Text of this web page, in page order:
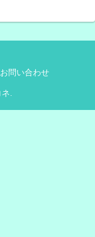
お問い合わせ
.